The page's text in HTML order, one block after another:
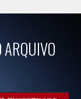
ARQUIVO